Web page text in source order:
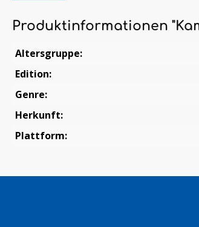
Produktinformationen
Altersgruppe:
Edition:
Genre:
Herkunft:
Plattform: